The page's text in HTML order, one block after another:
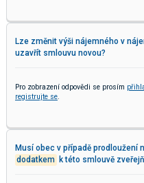
Lze změnit výši nájemného v
uzavřít smlouvu novou?
Pro zobrazení odpovědi se prosím
registrujte se.
Musí obec v případě prodloužení
dodatkem k této smlouvě